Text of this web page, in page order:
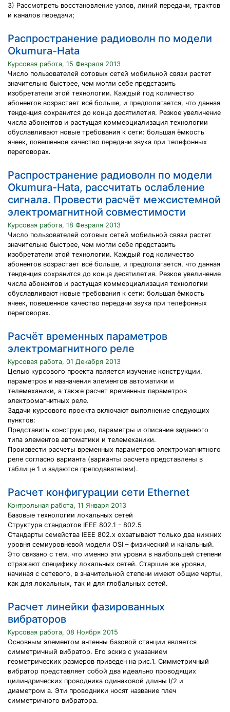
3) Рассмотреть восстановление узлов, линий передачи, трактов
и каналов передачи;
Распространение радиоволн по модели
Okumura-Hata
Курсовая работа, 15 Февраля 2013
Число пользователей сотовых сетей мобильной связи растет
значительно быстрее, чем могли себе представить
изобретатели этой технологии. Каждый год количество
абонентов возрастает всё больше, и предполагается, что данная
тенденция сохранится до конца десятилетия. Резкое увеличение
числа абонентов и растущая коммерциализация технологии
обуславливают новые требования к сети: большая ёмкость
ячеек, повешенное качество передачи звука при телефонных
переговорах.
Распространение радиоволн по модели
Okumura-Hata, рассчитать ослабление
сигнала. Провести расчёт межсистемной
электромагнитной совместимости
Курсовая работа, 18 Февраля 2013
Число пользователей сотовых сетей мобильной связи растет
значительно быстрее, чем могли себе представить
изобретатели этой технологии. Каждый год количество
абонентов возрастает всё больше, и предполагается, что данная
тенденция сохранится до конца десятилетия. Резкое увеличение
числа абонентов и растущая коммерциализация технологии
обуславливают новые требования к сети: большая ёмкость
ячеек, повешенное качество передачи звука при телефонных
переговорах.
Расчёт временных параметров
электромагнитного реле
Курсовая работа, 01 Декабря 2013
Целью курсового проекта является изучение конструкции,
параметров и назначения элементов автоматики и
телемеханики, а также расчет временных параметров
электромагнитных реле.
Задачи курсового проекта включают выполнение следующих
пунктов:
Представить конструкцию, параметры и описание заданного
типа элементов автоматики и телемеханики.
Произвести расчеты временных параметров электромагнитного
реле согласно варианта (варианты расчета представлены в
таблице 1 и задаются преподавателем).
Расчет конфигурации сети Ethernet
Контрольная работа, 11 Января 2013
Базовые технологии локальных сетей
Структура стандартов IEEE 802.1 - 802.5
Стандарты семейства IEEE 802.x охватывают только два нижних
уровня семиуровневой модели OSI – физический и канальный.
Это связано с тем, что именно эти уровни в наибольшей степени
отражают специфику локальных сетей. Старшие же уровни,
начиная с сетевого, в значительной степени имеют общие черты,
как для локальных, так и для глобальных сетей.
Расчет линейки фазированных
вибраторов
Курсовая работа, 08 Ноября 2015
Основным элементом антенны базовой станции является
симметричный вибратор. Его эскиз с указанием
геометрических размеров приведен на рис.1. Симметричный
вибратор представляет собой два идеально проводящих
цилиндрических проводника одинаковой длины l/2 и
диаметром а. Эти проводники носят название плеч
симметричного вибратора.